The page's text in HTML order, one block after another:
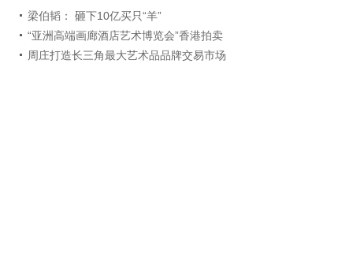
梁伯韬： 砸下10亿买只“羊”
“亚洲高端画廊酒店艺术博览会”香港拍卖
周庄打造长三角最大艺术品品牌交易市场